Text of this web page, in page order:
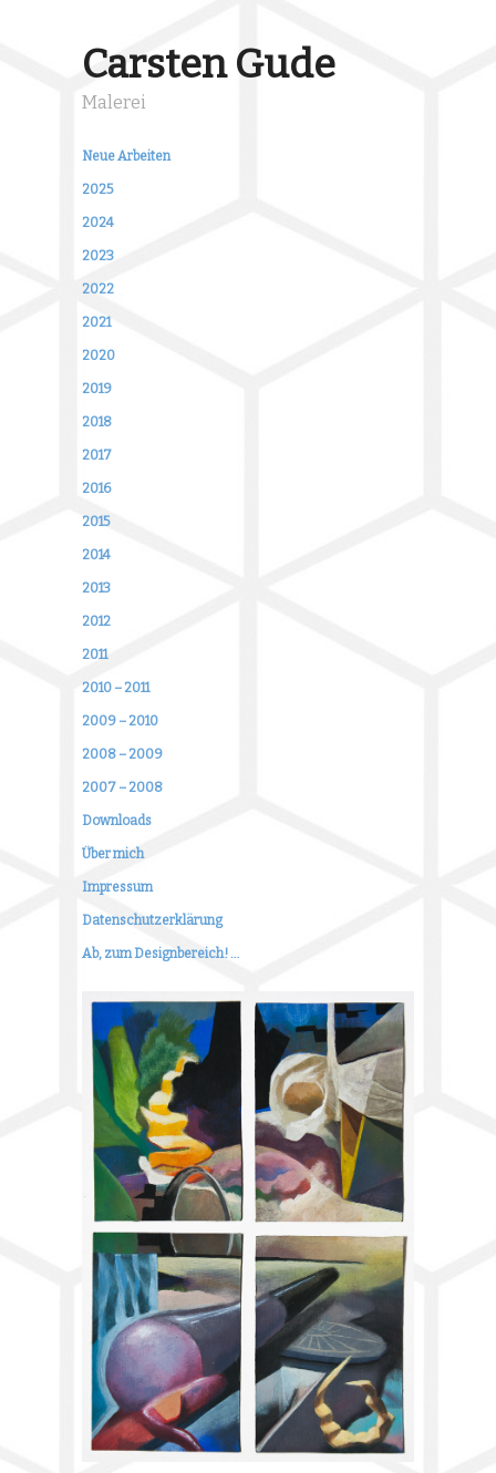
Carsten Gude
Malerei
Neue Arbeiten
2025
2024
2023
2022
2021
2020
2019
2018
2017
2016
2015
2014
2013
2012
2011
2010 – 2011
2009 – 2010
2008 – 2009
2007 – 2008
Downloads
Über mich
Impressum
Datenschutzerklärung
Ab, zum Designbereich! …